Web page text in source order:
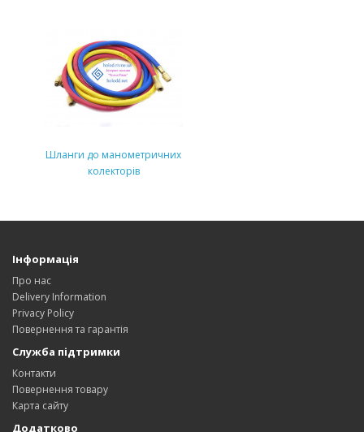
Шланги до манометричних
колекторів
Інформація
Про нас
Delivery Information
Privacy Policy
Повернення та гарантія
Служба підтримки
Контакти
Повернення товару
Карта сайту
Додатково